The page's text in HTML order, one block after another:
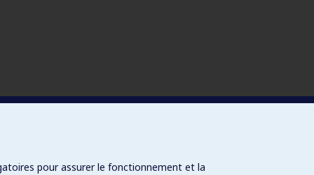
pour assurer le fonctionnement et la